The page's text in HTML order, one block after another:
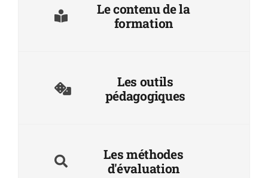
Le contenu de la
formation
Les outils
pédagogiques
Les méthodes
d'évaluation